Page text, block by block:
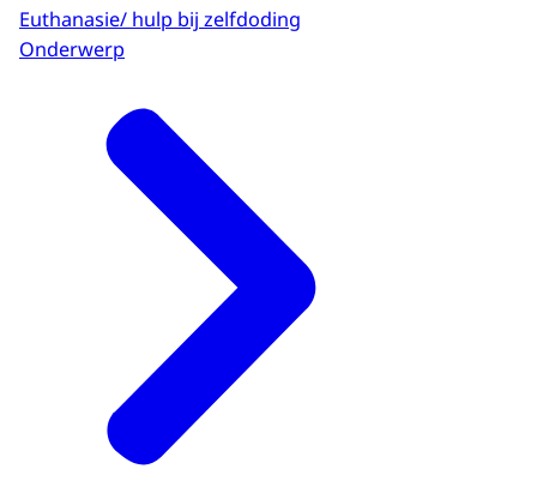
Euthanasie/ hulp bij zelfdoding
Onderwerp